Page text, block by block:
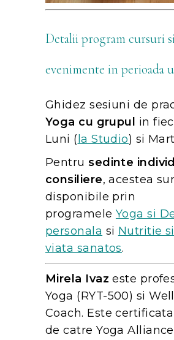
Detalii program cursuri
evenimente in perioada
Ghidez sesiuni de
Yoga cu grupul in
Luni (la Studio) si
Pentrusedinte
consiliere, acestea
disponibile prin
programele Yoga si
personala si Nutritie
viata sanatos.
Mirela Ivaz este
Yoga (RYT-500) si
Coach. Este
de catre Yoga